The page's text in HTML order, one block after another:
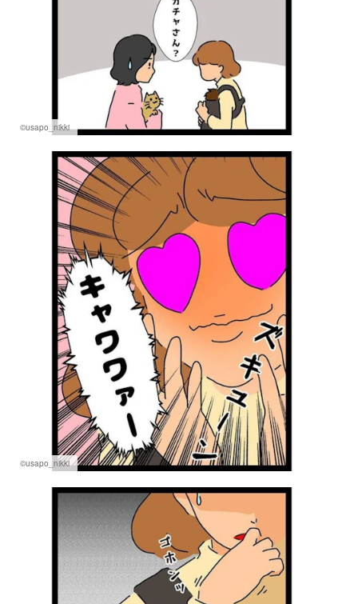
©usapo_nikki
©usapo_nikki